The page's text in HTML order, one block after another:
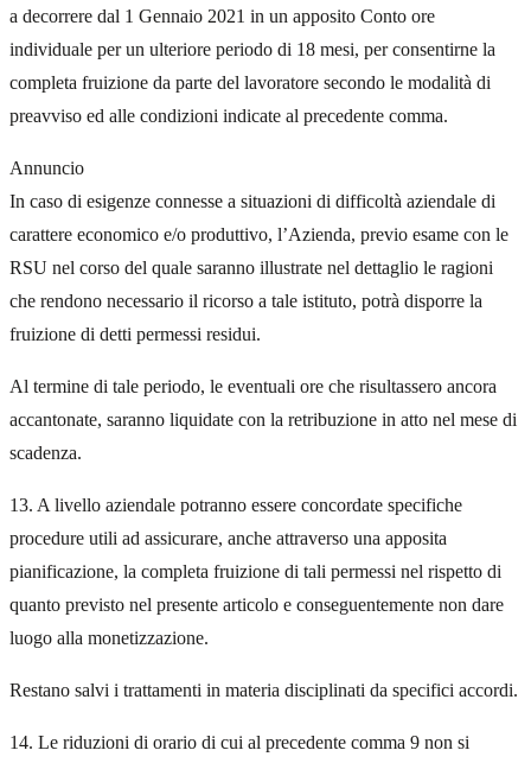
a decorrere dal 1 Gennaio 2021 in un apposito Conto ore
individuale per un ulteriore periodo di 18 mesi, per consentirne la
completa fruizione da parte del lavoratore secondo le modalità di
preavviso ed alle condizioni indicate al precedente comma.
Annuncio
In caso di esigenze connesse a situazioni di difficoltà aziendale di
carattere economico e/o produttivo, l’Azienda, previo esame con le
RSU nel corso del quale saranno illustrate nel dettaglio le ragioni
che rendono necessario il ricorso a tale istituto, potrà disporre la
fruizione di detti permessi residui.
Al termine di tale periodo, le eventuali ore che risultassero ancora
accantonate, saranno liquidate con la retribuzione in atto nel mese di
scadenza.
13. A livello aziendale potranno essere concordate specifiche
procedure utili ad assicurare, anche attraverso una apposita
pianificazione, la completa fruizione di tali permessi nel rispetto di
quanto previsto nel presente articolo e conseguentemente non dare
luogo alla monetizzazione.
Restano salvi i trattamenti in materia disciplinati da specifici accordi.
14. Le riduzioni di orario di cui al precedente comma 9 non si